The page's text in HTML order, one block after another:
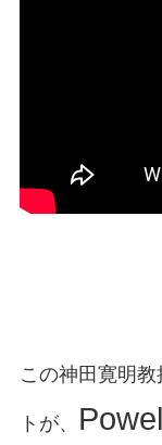
この神田寛明
トが、